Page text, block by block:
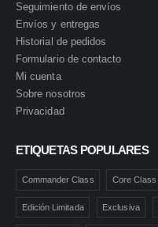
Seguimiento de envíos
Envíos y entregas
Historial de pedidos
Formulario de contacto
Mi cuenta
Sobre nosotros
Privacidad
ETIQUETAS POPULARES
Commander Class Core Class
Edición Limitada Exclusiva